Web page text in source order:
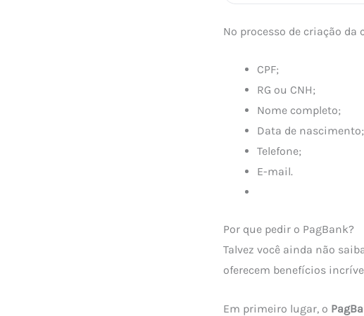
No processo de criação da
CPF;
RG ou CNH;
Nome completo;
Data de nascimento;
Telefone;
E-mail.
Por que pedir o PagBank?
Talvez você ainda não
oferecem benefícios
Em primeiro lugar, o